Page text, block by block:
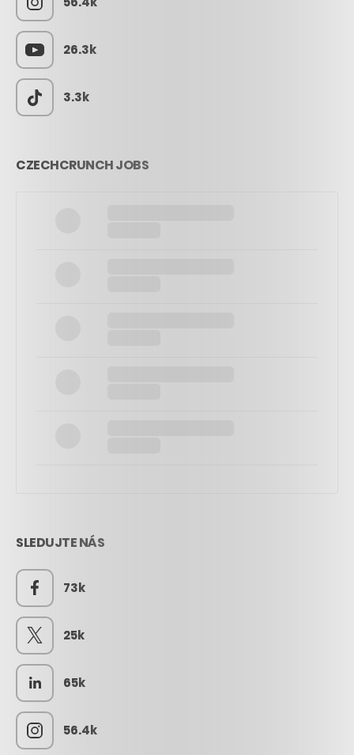
26.3k
3.3k
CZECHCRUNCH JOBS
SLEDUJTE NÁS
73k
25k
65k
56.4k